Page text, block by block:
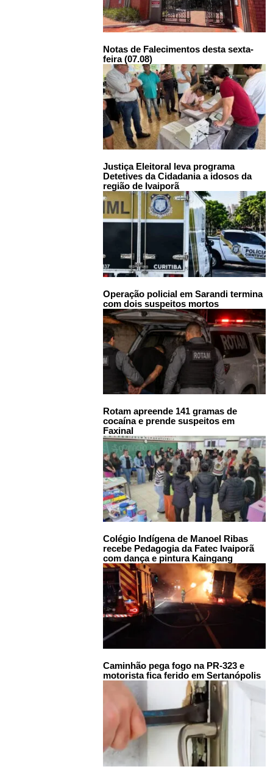
Notas de Falecimentos desta sexta-
feira (07.08)
Justiça Eleitoral leva programa
Detetives da Cidadania a idosos da
região de Ivaiporã
Operação policial em Sarandi termina
com dois suspeitos mortos
Rotam apreende 141 gramas de
cocaína e prende suspeitos em
Faxinal
Colégio Indígena de Manoel Ribas
recebe Pedagogia da Fatec Ivaiporã
com dança e pintura Kaingang
Caminhão pega fogo na PR-323 e
motorista fica ferido em Sertanópolis